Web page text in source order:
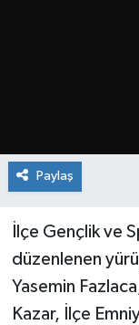
Paylaş
İlçe Gençlik ve
düzenlenen
Yasemin
Kazar, İlçe